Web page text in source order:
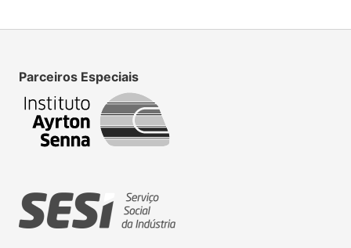
Parceiros Especiais